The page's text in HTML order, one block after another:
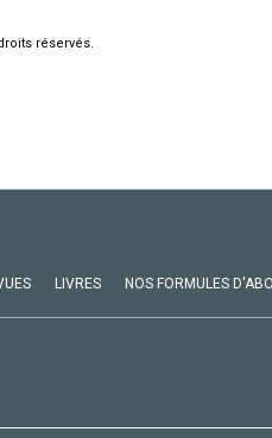
réservés.
LIVRES NOS FORMULES